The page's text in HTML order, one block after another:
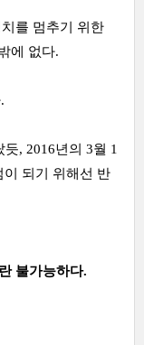
를 멈추기 위한
에 없다.
, 2016년의 3월 1
이 되기 위해선 반
불가능하다.